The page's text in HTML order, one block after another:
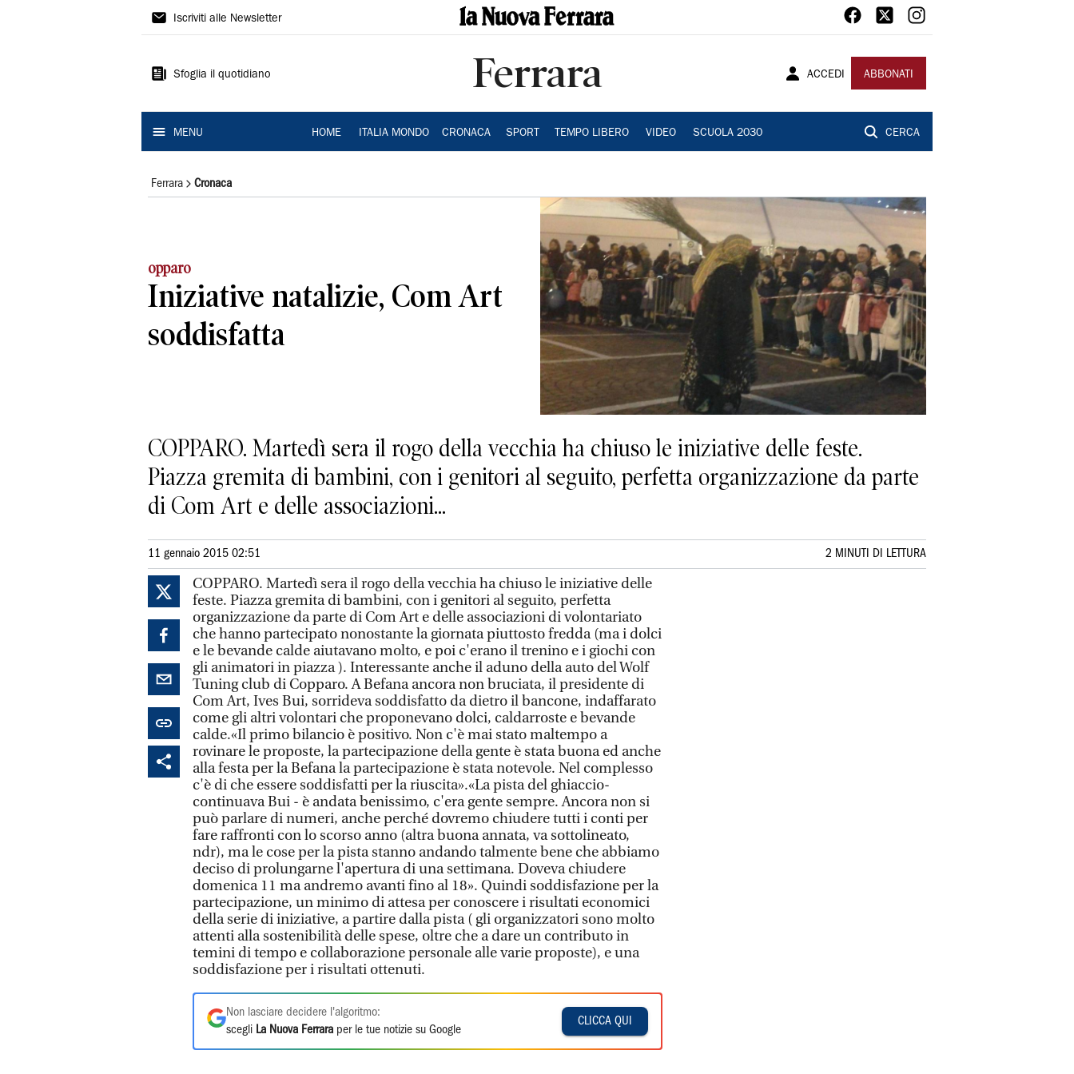
La
Ferrara
Iscriviti alle Newsletter
Sfoglia il quotidiano Ferrara ACCEDI ABBONATI
MENU HOME ITALIA MONDO CRONACA SPORT TEMPO LIBERO VIDEO SCUOLA 2030 CERCA
Ferrara Cronaca
opparo
Iniziative natalizie, Com Art
soddisfatta
COPPARO. Martedì sera il rogo della vecchia ha chiuso le iniziative delle feste.
Piazza gremita di bambini, con i genitori al seguito, perfetta organizzazione da parte
di Com Art e delle associazioni...
11 gennaio 2015 02:51 2 MINUTI DI LETTURA
COPPARO. Martedì sera il rogo della vecchia ha chiuso le iniziative delle
feste. Piazza gremita di bambini, con i genitori al seguito, perfetta
organizzazione da parte di Com Art e delle associazioni di volontariato
che hanno partecipato nonostante la giornata piuttosto fredda (ma i dolci
e le bevande calde aiutavano molto, e poi c'erano il trenino e i giochi con
gli animatori in piazza ). Interessante anche il aduno della auto del Wolf
Tuning club di Copparo. A Befana ancora non bruciata, il presidente di
Com Art, Ives Bui, sorrideva soddisfatto da dietro il bancone, indaffarato
come gli altri volontari che proponevano dolci, caldarroste e bevande
calde.«Il primo bilancio è positivo. Non c'è mai stato maltempo a
rovinare le proposte, la partecipazione della gente è stata buona ed anche
alla festa per la Befana la partecipazione è stata notevole. Nel complesso
c'è di che essere soddisfatti per la riuscita».«La pista del ghiaccio-
continuava Bui - è andata benissimo, c'era gente sempre. Ancora non si
può parlare di numeri, anche perché dovremo chiudere tutti i conti per
fare raffronti con lo scorso anno (altra buona annata, va sottolineato,
ndr), ma le cose per la pista stanno andando talmente bene che abbiamo
deciso di prolungarne l'apertura di una settimana. Doveva chiudere
domenica 11 ma andremo avanti fino al 18». Quindi soddisfazione per la
partecipazione, un minimo di attesa per conoscere i risultati economici
della serie di iniziative, a partire dalla pista ( gli organizzatori sono molto
attenti alla sostenibilità delle spese, oltre che a dare un contributo in
temini di tempo e collaborazione personale alle varie proposte), e una
soddisfazione per i risultati ottenuti.
Non lasciare decidere l'algoritmo:
scegli La Nuova Ferrara per le tue notizie su Google
CLICCA QUI